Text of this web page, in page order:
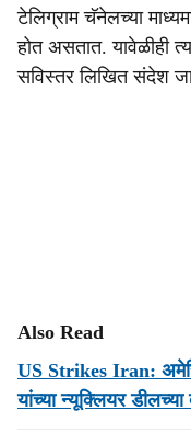
टेलिग्राम चॅनेलच्या
होत असतात. यावेळीही
सविस्तर लिखित संदेश
Also Read
US Strikes Iran:
यांच्या न्यूक्लियर